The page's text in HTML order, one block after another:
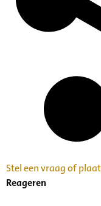
Stel een vraag of
Reageren